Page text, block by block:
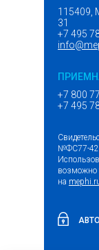
115409,
31
+7 495
+7 800
+7 495
№ФС77-
возможно
на